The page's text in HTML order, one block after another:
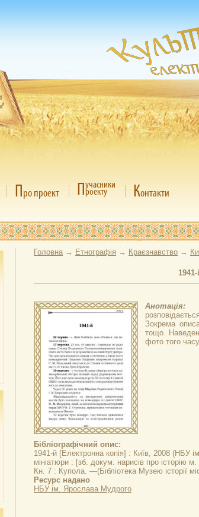
Про проект Пучасники
роекту Контакти
Головна → Етнографія → Краєзнавство →
1941-
Зокрема
тощо.
фото того
Бібліографічний опис:
1941-й [Електронна копія] : Київ, 2008 (НБУ
мініатюри : [зб. докум. нарисів про історію
Кн. 7 : Купола. —(Бібліотека Музею історії
Ресурс надано
НБУ ім. Ярослава Мудрого